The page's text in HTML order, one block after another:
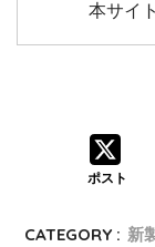
本サイ
ポスト
CATEGORY : 新